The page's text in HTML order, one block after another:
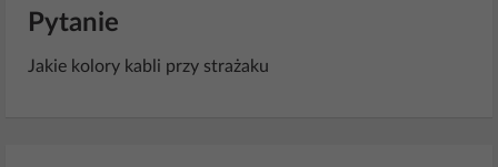
Pytanie
Jakie kolory kabli przy strażaku